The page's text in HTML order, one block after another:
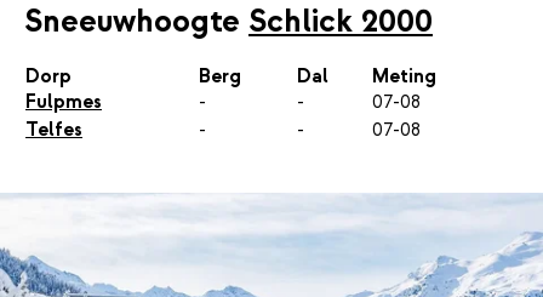
Sneeuwhoogte Schlick 2000
Dorp Berg Dal
Meting
Fulpmes
- -
07-08
Telfes
- - 07-08